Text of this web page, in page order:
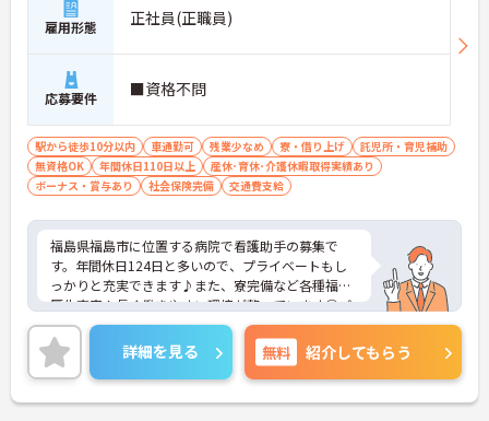
雇用形態 正社員(正職員)
応募要件 ■資格不問
駅から徒歩10分以内 車通勤可 残業少なめ 寮・借り上げ
託児所・育児補助
無資格OK
年間休日110日以上
産休･育休･介護休暇取得実績あり
ボーナス・賞与あり
社会保険完備 交通費支給
福島県福島市に位置する病院で看護助手の募集で
す。年間休日124日と多いので、プライベートもし
っかりと充実できます♪また、寮完備など各種福利
厚生充実！長く働きやすい環境が整っています◎ご
興味のある方はご面接のポイントお伝えしますので
ご気軽にお問い合わせください。
詳細を見る 無料 紹介してもらう